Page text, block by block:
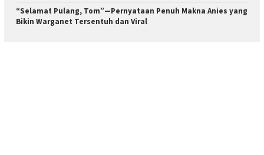
“Selamat Pulang, Tom”—Pernyataan Penuh Makna Anies yang
Bikin Warganet Tersentuh dan Viral